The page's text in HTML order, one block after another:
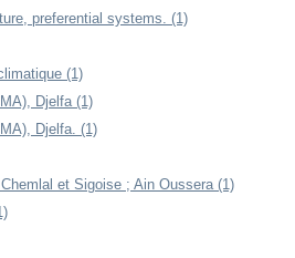
preferential systems. (1)
(1)
Djelfa (1)
Djelfa. (1)
et Sigoise ; Ain Oussera (1)